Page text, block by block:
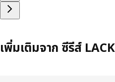
เพิ่มเติมจาก ซีรีส์